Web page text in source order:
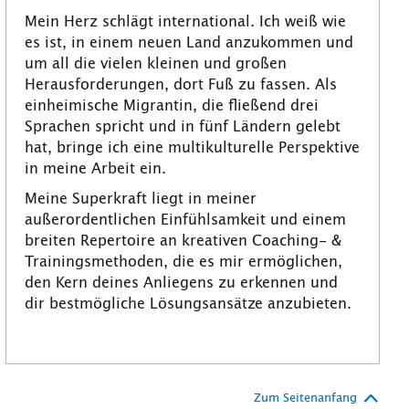
Mein Herz schlägt international. Ich weiß wie
es ist, in einem neuen Land anzukommen und
um all die vielen kleinen und großen
Herausforderungen, dort Fuß zu fassen. Als
einheimische Migrantin, die fließend drei
Sprachen spricht und in fünf Ländern gelebt
hat, bringe ich eine multikulturelle Perspektive
in meine Arbeit ein.
Meine Superkraft liegt in meiner
außerordentlichen Einfühlsamkeit und einem
breiten Repertoire an kreativen Coaching- &
Trainingsmethoden, die es mir ermöglichen,
den Kern deines Anliegens zu erkennen und
dir bestmögliche Lösungsansätze anzubieten.
Zum Seitenanfang